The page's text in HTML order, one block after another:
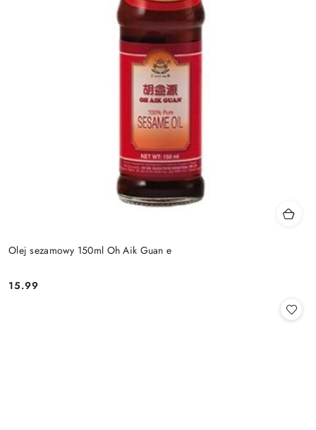
Olej sezamowy 150ml Oh Aik Guan e
Cena:
15.99